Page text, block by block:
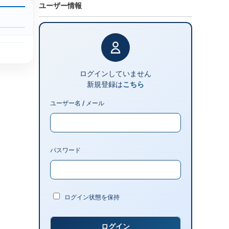
ユーザー情報
ログインしていません
新規登録はこちら
ユーザー名 / メール
パスワード
ログイン状態を保持